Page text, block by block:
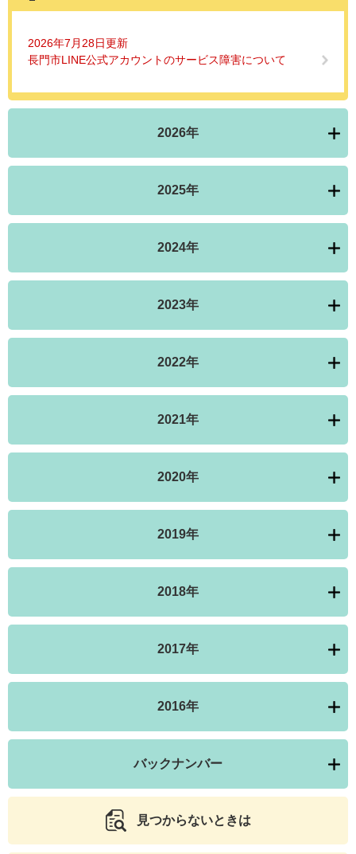
2026年7月28日更新
長門市LINE公式アカウントのサービス障害について
2026年
2025年
2024年
2023年
2022年
2021年
2020年
2019年
2018年
2017年
2016年
バックナンバー
見つからないときは